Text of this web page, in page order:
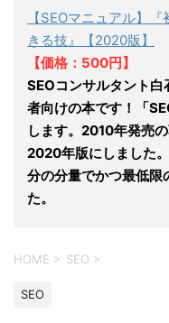
【SEOマニュアル】
きる技』【2020版】
【価格：500円】
SEOコンサルタント
者向けの本です！「
します。2010年発売
2020年版にしました
分の分量でかつ最低限
た。
HOME > SEO >
SEO